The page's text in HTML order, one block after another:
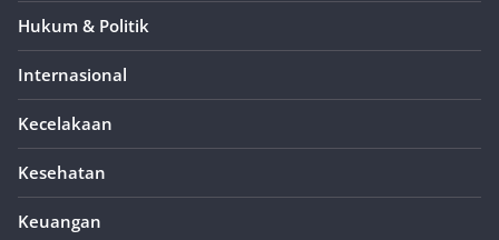
Hukum & Politik
Internasional
Kecelakaan
Kesehatan
Keuangan